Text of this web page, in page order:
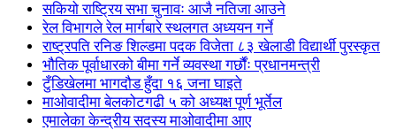
सकियो राष्ट्रिय सभा चुनावः आजै नतिजा आउने
रेल विभागले रेल मार्गबारे स्थलगत अध्ययन गर्ने
राष्ट्रपति रनिङ शिल्डमा पदक विजेता ८३ खेलाडी विद्यार्थी पुरस्कृत
भौतिक पूर्वाधारको बीमा गर्ने व्यवस्था गर्छौंः प्रधानमन्त्री
टुँडिखेलमा भागदौड हुँदा १६ जना घाइते
माओवादीमा बेलकोटगढी ५ को अध्यक्ष पूर्ण भूर्तेल
एमालेका केन्द्रीय सदस्य माओ‌वादीमा आए